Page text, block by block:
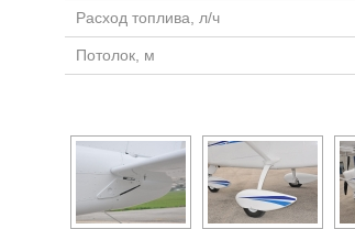
Расход топлива, л/ч
Потолок, м